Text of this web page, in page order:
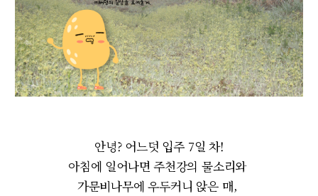
안녕? 어느덧 입주 7일 차!
아침에 일어나면 주천강의 물소리와
가문비나무에 우두커니 앉은 매,